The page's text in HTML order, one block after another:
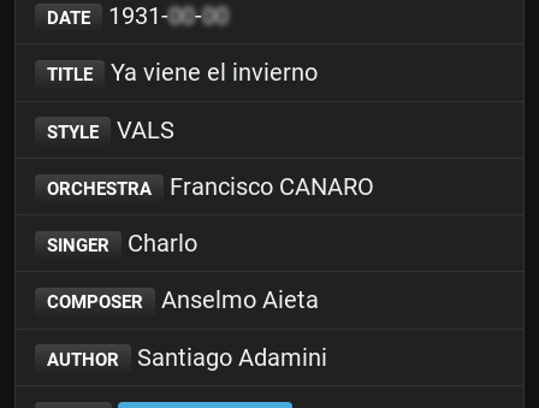
DATE 1931-00-00
TITLE Ya viene el invierno
STYLE VALS
ORCHESTRA Francisco CANARO
SINGER Charlo
COMPOSER Anselmo Aieta
AUTHOR Santiago Adamini